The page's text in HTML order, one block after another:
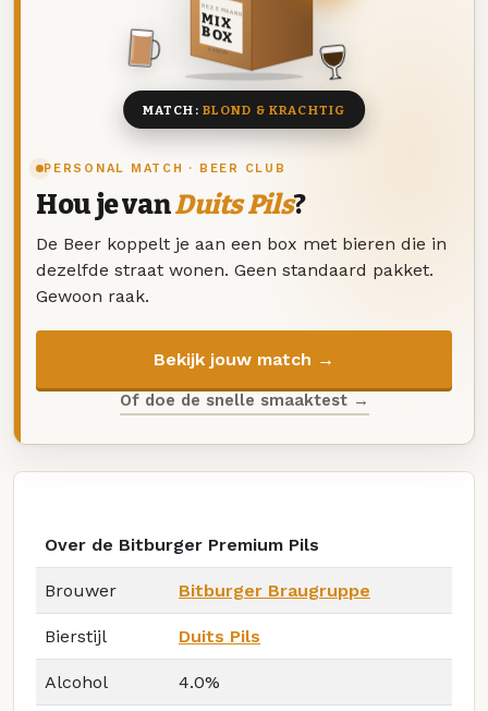
PERSONAL MATCH · BEER CLUB
Hou je vanDuits Pils?
De Beer koppelt je aan een box met bieren die in
dezelfde straat wonen. Geen standaard pakket.
Gewoon raak.
Bekijk jouw match →
Of doe de snelle smaaktest →
DEZE MAAND
MIX
BOX
8 BIEREN
MATCH: BLOND & KRACHTIG
Over de Bitburger Premium Pils
Brouwer Bitburger Braugruppe
Bierstijl Duits Pils
Alcohol 4.0%